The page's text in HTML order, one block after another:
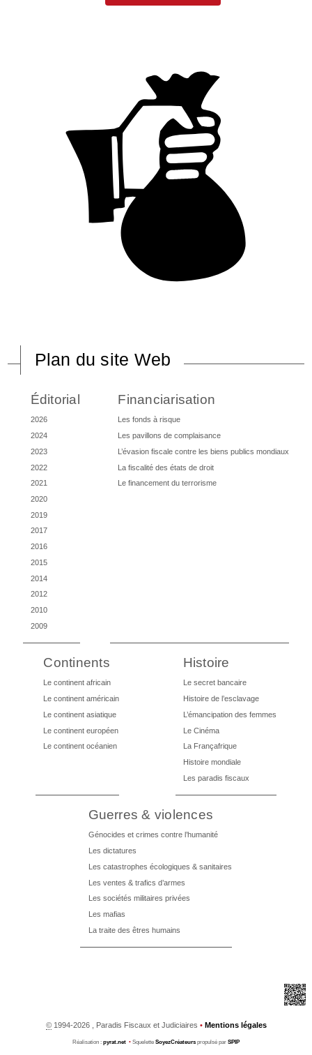
Plan du site Web
Éditorial
2026
2024
2023
2022
2021
2020
2019
2017
2016
2015
2014
2012
2010
2009
Financiarisation
Les fonds à risque
Les pavillons de complaisance
L’évasion fiscale contre les biens publics mondiaux
La fiscalité des états de droit
Le financement du terrorisme
Continents
Le continent africain
Le continent américain
Le continent asiatique
Le continent européen
Le continent océanien
Histoire
Le secret bancaire
Histoire de l’esclavage
L’émancipation des femmes
Le Cinéma
La Françafrique
Histoire mondiale
Les paradis fiscaux
Guerres & violences
Génocides et crimes contre l’humanité
Les dictatures
Les catastrophes écologiques & sanitaires
Les ventes & trafics d’armes
Les sociétés militaires privées
Les mafias
La traite des êtres humains
©1994-2026 , Paradis Fiscaux et Judiciaires • Mentions légales
Réalisation : pyrat.net • Squelette SoyezCréateurs propulsé par SPIP